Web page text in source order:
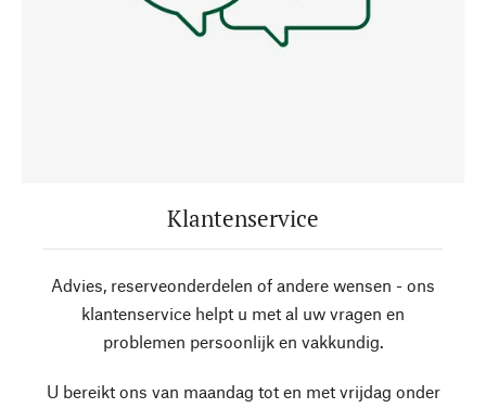
Klantenservice
Advies, reserveonderdelen of andere wensen - ons
klantenservice helpt u met al uw vragen en
problemen persoonlijk en vakkundig.
U bereikt ons van maandag tot en met vrijdag onder